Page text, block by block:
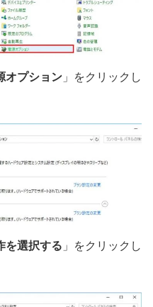
オプション 」をクリックし
を選択する 」をクリックし